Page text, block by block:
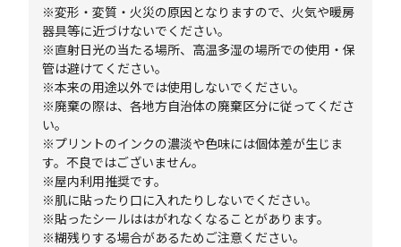
※変形・変質・火災の原因となりますので、火気や暖房
器具等に近づけないでください。
※直射日光の当たる場所、高温多湿の場所での使用・保
管は避けてください。
※本来の用途以外では使用しないでください。
※廃棄の際は、各地方自治体の廃棄区分に従ってくださ
い。
※プリントのインクの濃淡や色味には個体差が生じま
す。不良ではございません。
※屋内利用推奨です。
※肌に貼ったり口に入れたりしないでください。
※貼ったシールははがれなくなることがあります。
※糊残りする場合があるためご注意ください。